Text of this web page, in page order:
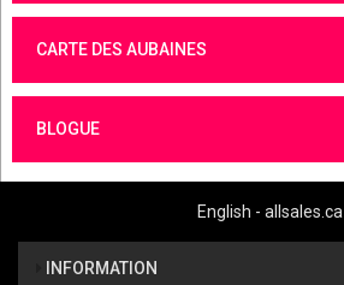
CARTE DES AUBAINES
BLOGUE
English - allsales.ca
INFORMATION